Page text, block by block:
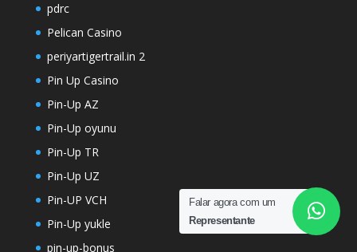
Falar agora com um
Representante
pdrc
Pelican Casino
periyartigertrail.in 2
Pin Up Casino
Pin-Up AZ
Pin-Up oyunu
Pin-Up TR
Pin-Up UZ
Pin-UP VCH
Pin-Up yukle
pin-up-bonus